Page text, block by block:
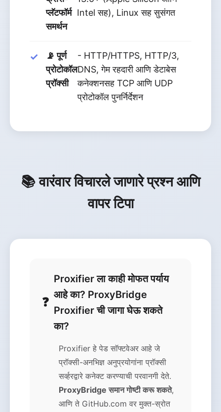
प्लॅटफॉर्म
समर्थन
Intel सह), Linux सह सुसंगत
📡 पूर्ण
प्रोटोकॉल
प्रॉक्सी
- HTTP/HTTPS, HTTP/3,
DNS, गेम रहदारी आणि डेटाबेस
कनेक्शनसह TCP आणि UDP
प्रोटोकॉल पुनर्निर्देशन
📚 वारंवार विचारले जाणारे प्रश्न आणि
वापर टिपा
Proxifier ला काही मोफत पर्याय
आहे का? ProxyBridge
Proxifier ची जागा घेऊ शकते
का?
Proxifier हे पेड सॉफ्टवेअर आहे जे
प्रॉक्सी-अनभिज्ञ अनुप्रयोगांना प्रॉक्सी
सर्व्हरद्वारे कनेक्ट करण्याची परवानगी देते.
ProxyBridge समान गोष्टी करू शकते,
आणि ते GitHub.com वर मुक्त-स्रोत